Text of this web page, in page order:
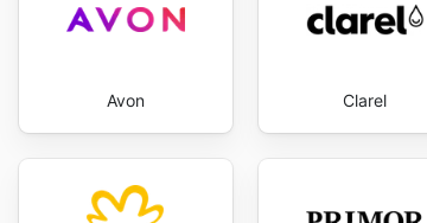
Avon Clarel